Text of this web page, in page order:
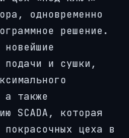
одновременно
решение.
подачи и сушки,
а также
SCADA, которая
цеха в